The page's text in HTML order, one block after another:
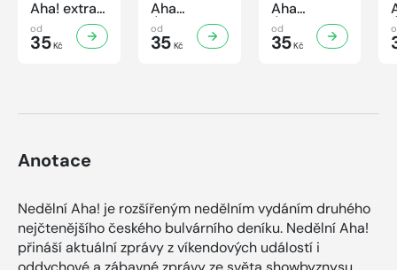
Aha! extra
č.3/2026
Úsporná
od
35Kč
Aha
Úsporná
kuchařka -
od
35Kč
Aha
Úsporná
kuchařka
od
35Kč
Anotace
Nedělní Aha! je rozšířeným nedělním vydáním druhého
nejčtenějšího českého bulvárního deníku. Nedělní Aha!
přináší aktuální zprávy z víkendových událostí i